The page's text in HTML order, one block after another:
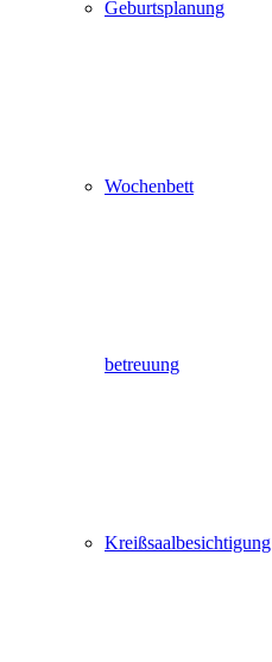
Geburtsplanung
Wochenbett
betreuung
Kreißsaalbesichtigung